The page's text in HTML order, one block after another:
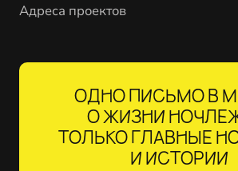
Адреса проектов
ОДНО ПИСЬМО В
О ЖИЗНИ
ТОЛЬКО ГЛАВНЫЕ
И ИСТОРИИ